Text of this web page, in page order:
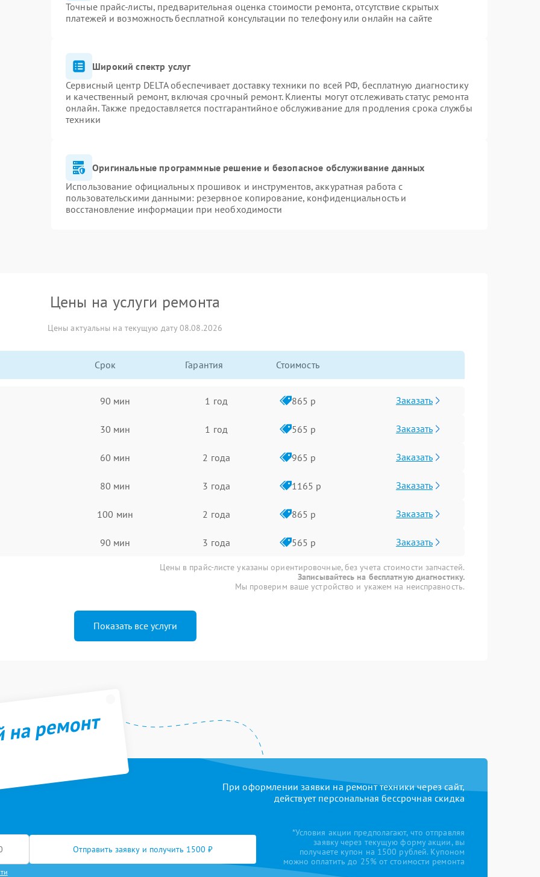
Точные прайс-листы, предварительная оценка стоимости ремонта, отсутствие скрытых
платежей и возможность бесплатной консультации по телефону или онлайн на сайте
Широкий спектр услуг
Сервисный центр DELTA обеспечивает доставку техники по всей РФ, бесплатную диагностику
и качественный ремонт, включая срочный ремонт. Клиенты могут отслеживать статус ремонта
онлайн. Также предоставляется постгарантийное обслуживание для продления срока службы
техники
Оригинальные программные решение и безопасное обслуживание данных
Использование официальных прошивок и инструментов, аккуратная работа с
пользовательскими данными: резервное копирование, конфиденциальность и
восстановление информации при необходимости
Цены на услуги ремонта
Цены актуальны на текущую дату 08.08.2026
Срок Гарантия Стоимость
90 мин 1 год 865 р Заказать
30 мин 1 год 565 р Заказать
60 мин 2 года 965 р Заказать
80 мин 3 года 1165 р Заказать
100 мин 2 года 865 р Заказать
90 мин 3 года 565 р Заказать
Цены в прайс-листе указаны ориентировочные, без учета стоимости запчастей.
Записывайтесь на бесплатную диагностику.
Мы проверим ваше устройство и укажем на неисправность.
Показать все услуги
ремонт
При оформлении заявки на ремонт техники через сайт,
действует персональная бессрочная скидка
Отправить заявку и получить 1500 ₽
*Условия акции предполагают, что отправляя
заявку через текущую форму акции, вы
получаете купон на 1500 рублей. Купоном
можно оплатить до 25% от стоимости ремонта